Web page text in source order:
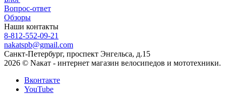
Вопрос-ответ
Обзоры
Наши контакты
8-812-552-09-21
nakatspb@gmail.com
Санкт-Петербург, проспект Энгельса, д.15
2026 © Nакат - интернет магазин велосипедов и мототехники.
Вконтакте
YouTube